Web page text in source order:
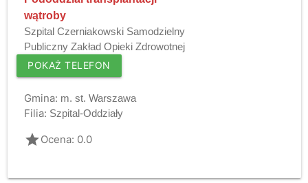
wątroby
Szpital Czerniakowski Samodzielny
Publiczny Zakład Opieki Zdrowotnej
POKAŻ TELEFON
Gmina: m. st. Warszawa
Filia: Szpital-Oddziały
gradeOcena: 0.0